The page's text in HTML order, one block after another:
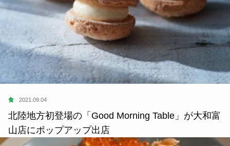
赤ちゃん連れの移動に慣れると、旅も気軽に行ける
ようになる。